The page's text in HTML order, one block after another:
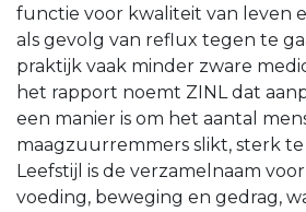
functie voor kwaliteit van leven
als gevolg van reflux tegen te
praktijk vaak minder zware
het rapport noemt ZINL dat
een manier is om het aantal
maagzuurremmers slikt, sterk
Leefstijl is de verzamelnaam
voeding, beweging en gedrag,